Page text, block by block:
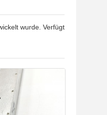
wurde. Verfügt